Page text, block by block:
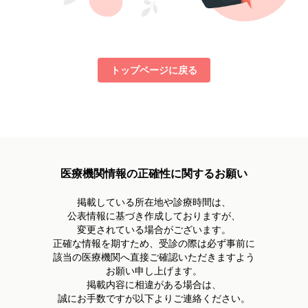
トップページに戻る
医療機関情報の正確性に関するお願い
掲載している所在地や診療時間は、
公表情報に基づき作成しておりますが、
変更されている場合がございます。
正確な情報を期すため、受診の際は必ず事前に
該当の医療機関へ直接ご確認いただきますよう
お願い申し上げます。
掲載内容に相違がある場合は、
誠にお手数ですが以下よりご連絡ください。